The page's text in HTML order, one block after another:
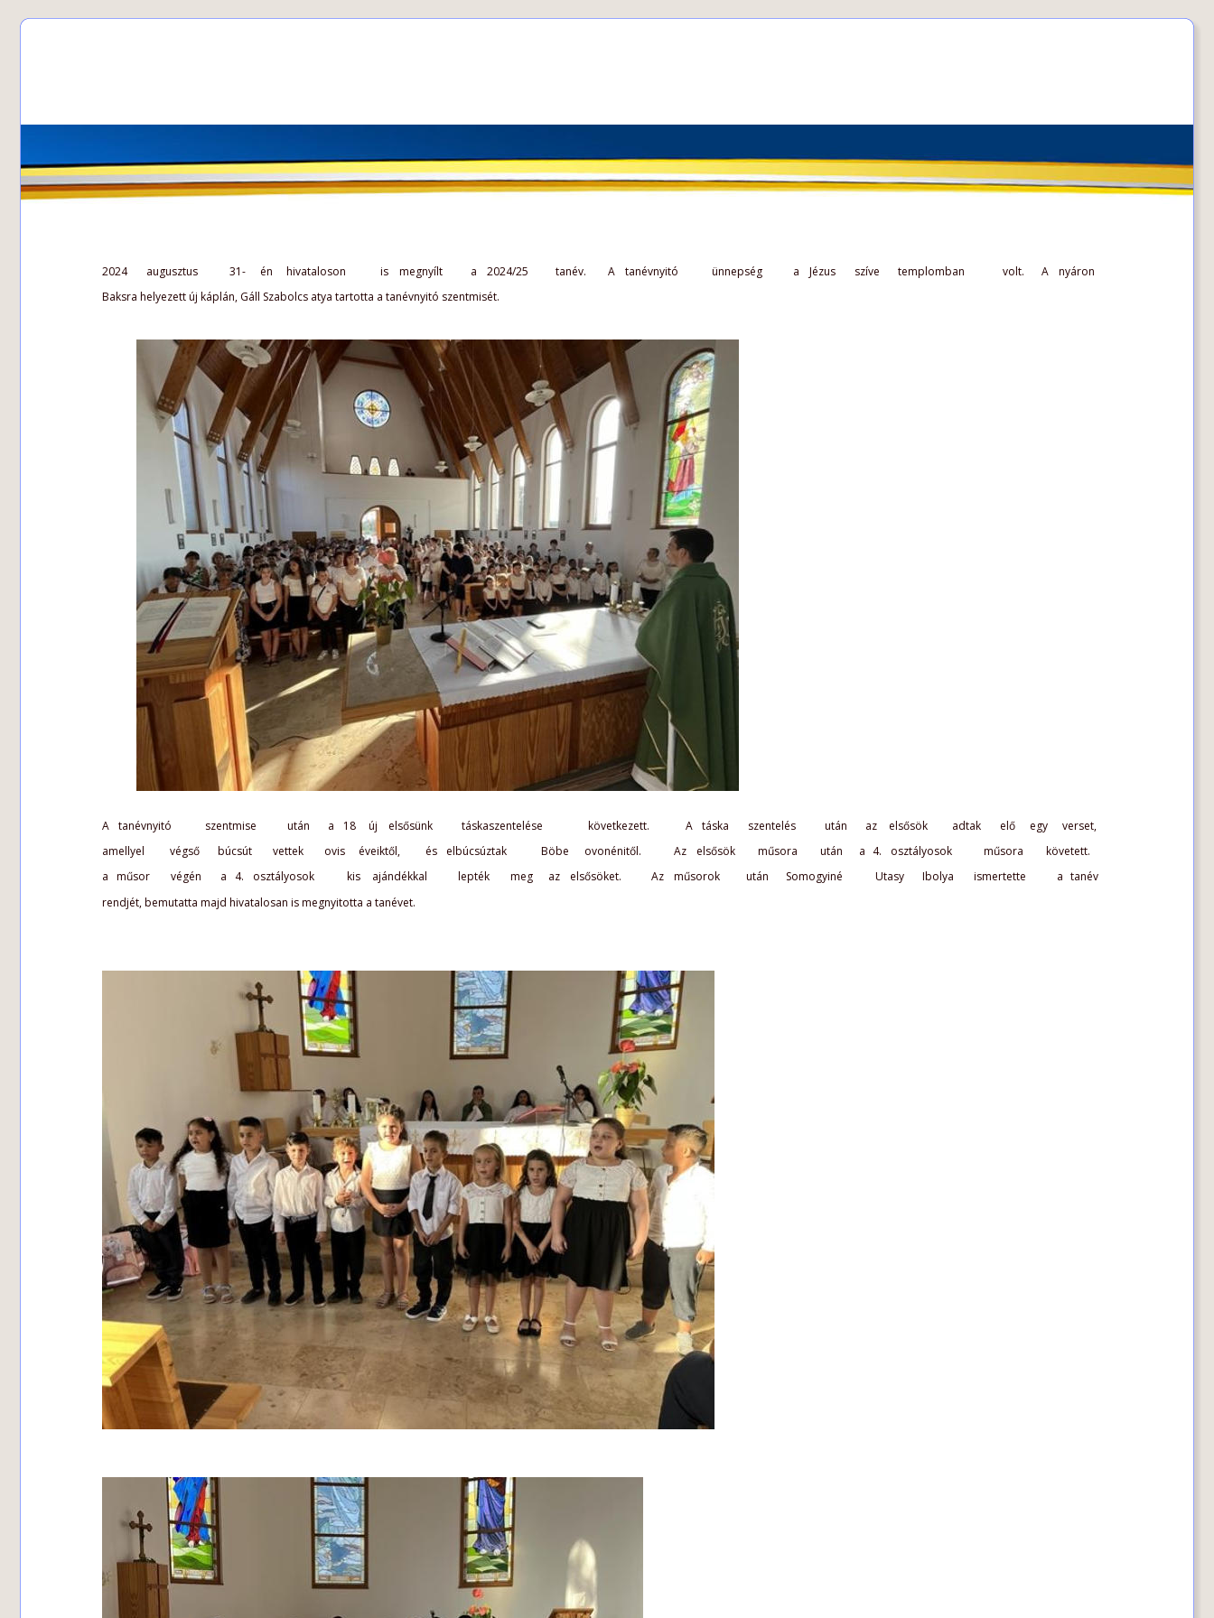
2024 augusztus 31- én hivataloson is megnyílt a 2024/25 tanév. A tanévnyitó ünnepség a Jézus szíve templomban volt. A
nyáron
Baksra helyezett új káplán, Gáll Szabolcs atya tartotta a tanévnyitó szentmisét.
A tanévnyitó szentmise után a 18 új elsősünk táskaszentelése következett. A táska szentelés után az elsősök adtak elő egy
verset,
amellyel
végső búcsút vettek ovis éveiktől, és elbúcsúztak Böbe ovonénitől. Az elsősök műsora után a 4. osztályosok műsora
követett.
a műsor végén a 4. osztályosok kis ajándékkal lepték meg az elsősöket. Az műsorok után Somogyiné Utasy Ibolya ismertette a tanév
rendjét, bemutatta majd hivatalosan is megnyitotta a tanévet.